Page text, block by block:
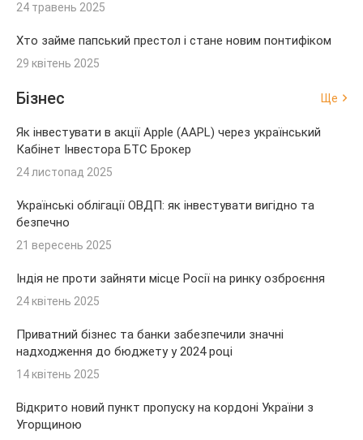
24 травень 2025
Хто займе папський престол і стане новим понтифіком
29 квітень 2025
Бізнес Ще
Як інвестувати в акції Apple (AAPL) через український
Кабінет Інвестора БТС Брокер
24 листопад 2025
Українські облігації ОВДП: як інвестувати вигідно та
безпечно
21 вересень 2025
Індія не проти зайняти місце Росії на ринку озброєння
24 квітень 2025
Приватний бізнес та банки забезпечили значні
надходження до бюджету у 2024 році
14 квітень 2025
Відкрито новий пункт пропуску на кордоні України з
Угорщиною